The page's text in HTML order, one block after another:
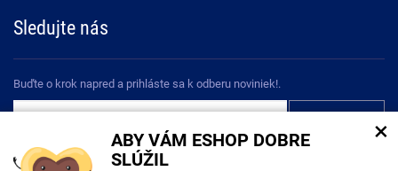
ABY VÁM ESHOP DOBRE
SLÚŽIL
×
Sledujte nás
Buďte o krok napred a prihláste sa k odberu noviniek!.
Súhlasím so spracovaním osobných údajov